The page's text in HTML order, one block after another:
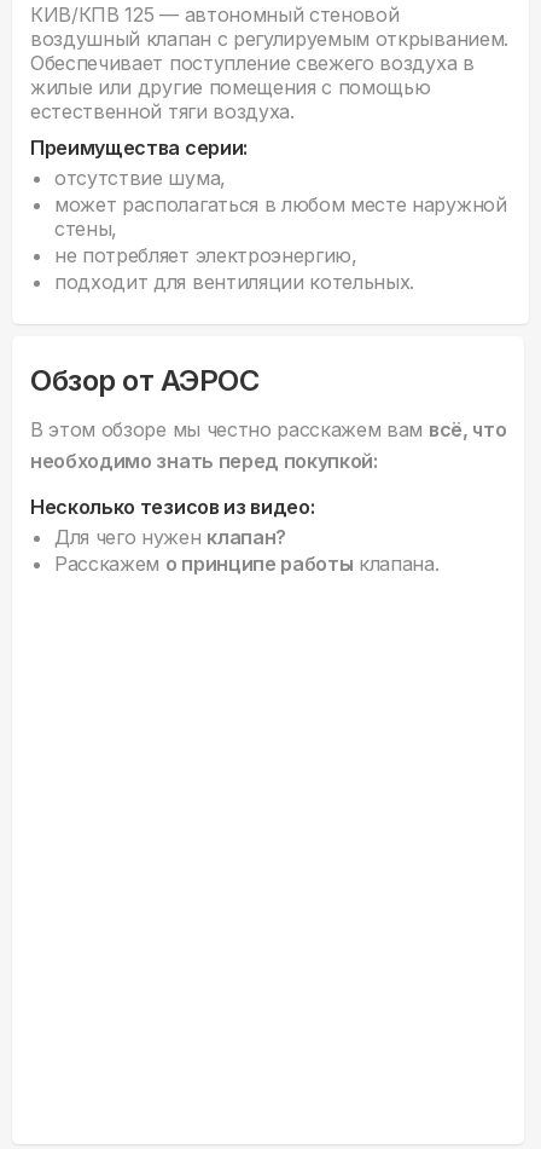
КИВ/КПВ 125 — автономный стеновой
воздушный клапан с регулируемым открыванием.
Обеспечивает поступление свежего воздуха в
жилые или другие помещения с помощью
естественной тяги воздуха.
Преимущества серии:
отсутствие шума,
может располагаться в любом месте наружной
стены,
не потребляет электроэнергию,
подходит для вентиляции котельных.
Обзор от АЭРОС
В этом обзоре мы честно расскажем вам всё, что
необходимо знать перед покупкой:
Несколько тезисов из видео:
Для чего нужен клапан?
Расскажем о принципе работы клапана.